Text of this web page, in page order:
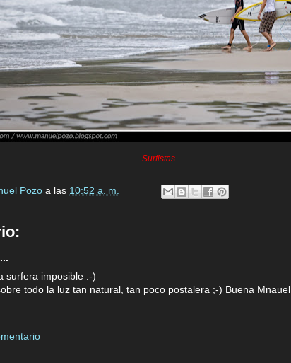
Surfistas
Pozo a las 10:52 a. m.
surfera imposible :-)
todo la luz tan natural, tan poco postalera ;-) Buena Mnauel